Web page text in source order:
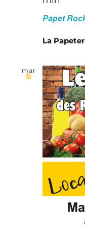
Papet
La
mar
8